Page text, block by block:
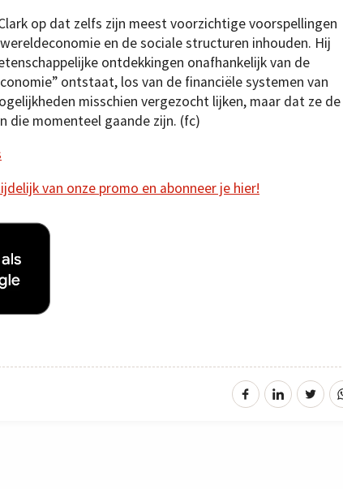
op dat zelfs zijn meest voorzichtige voorspellingen
en de sociale structuren inhouden. Hij
ontdekkingen onafhankelijk van de
ontstaat, los van de financiële systemen van
misschien vergezocht lijken, maar dat ze de
die momenteel gaande zijn. (fc)
van onze promo en abonneer je hier!